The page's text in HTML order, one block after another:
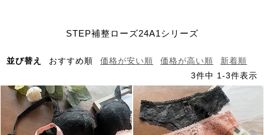
STEP補整ローズ24A1シリーズ
並び替え おすすめ順 価格が安い順 価格が高い順
新着順
3件中 1 -3件表示